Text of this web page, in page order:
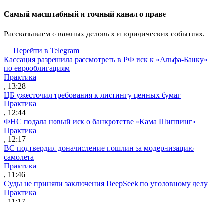
Cамый масштабный и точный канал о праве
Рассказываем о важных деловых и юридических событиях.
Перейти в Telegram
Кассация разрешила рассмотреть в РФ иск к «Альфа-Банку»
по еврооблигациям
Практика
, 13:28
ЦБ ужесточил требования к листингу ценных бумаг
Практика
, 12:44
ФНС подала новый иск о банкротстве «Кама Шиппинг»
Практика
, 12:17
ВС подтвердил доначисление пошлин за модернизацию
самолета
Практика
, 11:46
Суды не приняли заключения DeepSeek по уголовному делу
Практика